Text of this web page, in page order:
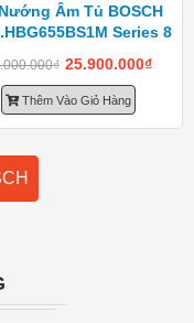
Âm Tủ BOSCH
Series 8
₫ 25.900.000₫
Thêm Vào Giỏ Hàng